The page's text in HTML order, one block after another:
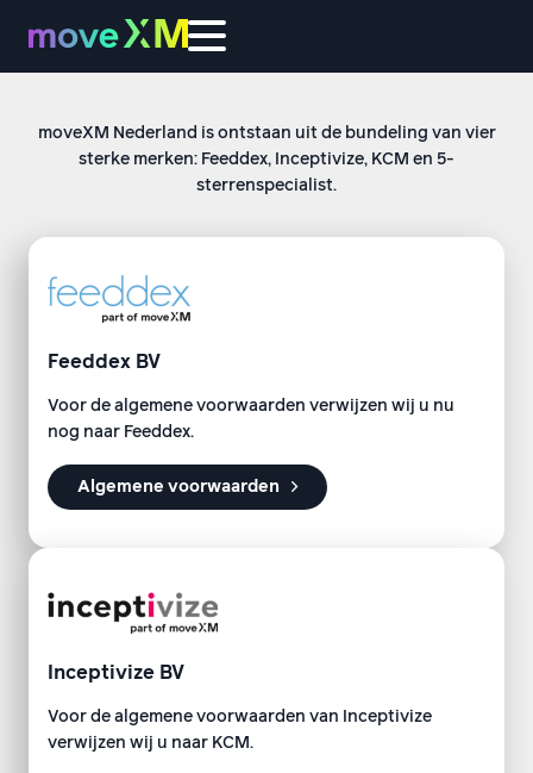
moveXM Nederland is ontstaan uit de bundeling van vier
sterke merken: Feeddex, Inceptivize, KCM en 5-
sterrenspecialist.
Feeddex BV
Voor de algemene voorwaarden verwijzen wij u nu
nog naar Feeddex.
Algemene voorwaarden
Inceptivize BV
Voor de algemene voorwaarden van Inceptivize
verwijzen wij u naar KCM.